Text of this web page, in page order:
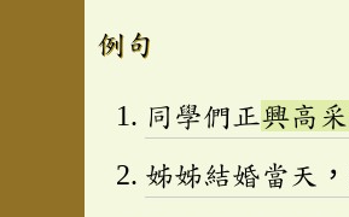
例句
同學們正興高
姊姊結婚當天